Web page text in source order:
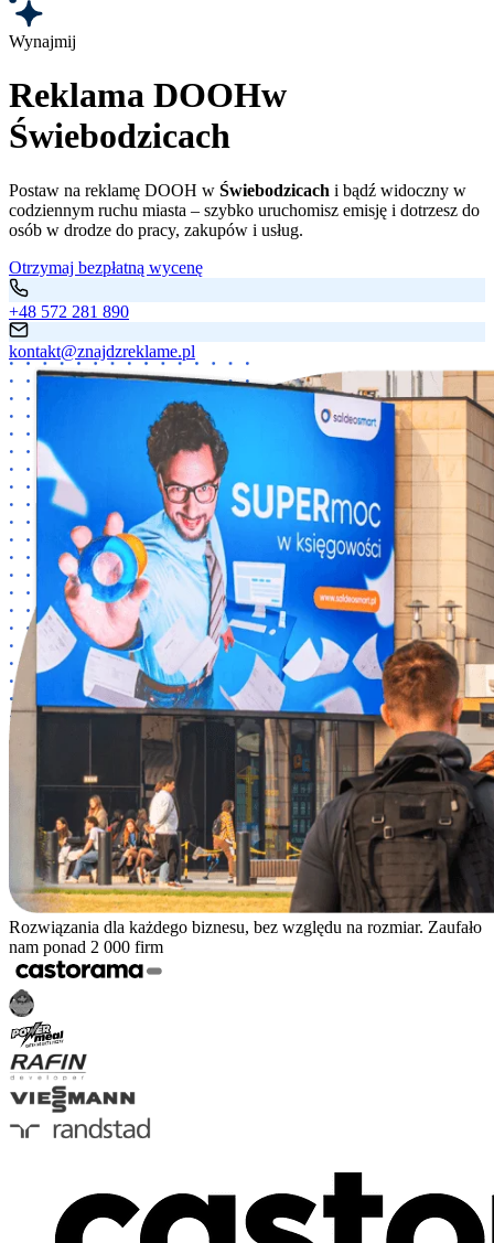
Wynajmij
Reklama DOOHw
Świebodzicach
Postaw na reklamę DOOH w Świebodzicach i bądź widoczny w
codziennym ruchu miasta – szybko uruchomisz emisję i dotrzesz do
osób w drodze do pracy, zakupów i usług.
Otrzymaj bezpłatną wycenę
+48 572 281 890
kontakt@znajdzreklame.pl
Rozwiązania dla każdego biznesu, bez względu na rozmiar. Zaufało
nam ponad 2 000 firm